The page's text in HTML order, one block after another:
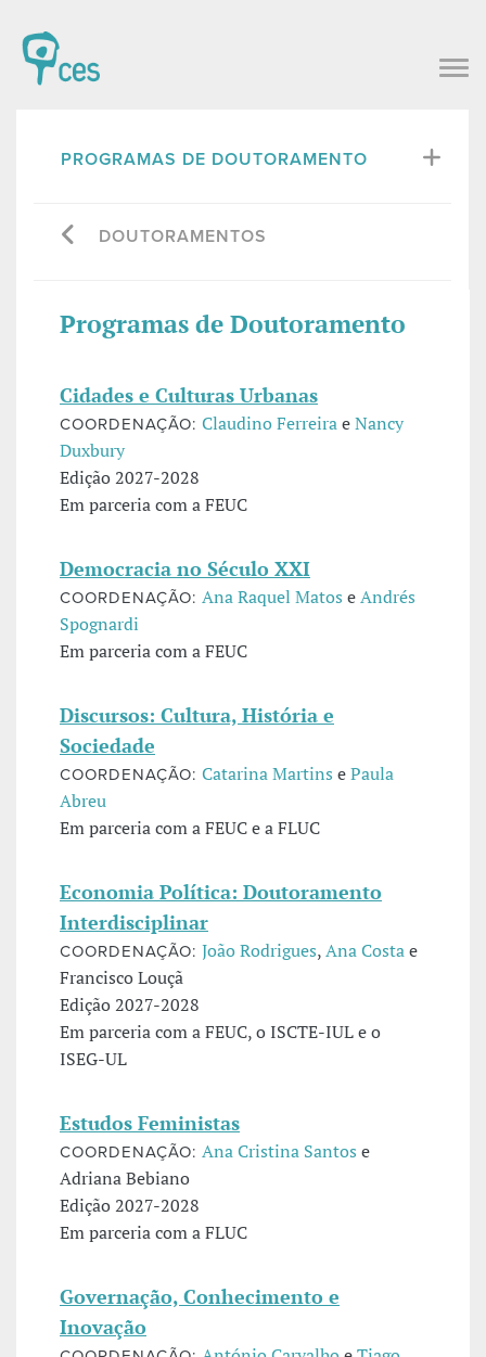
PROGRAMAS DE DOUTORAMENTO
DOUTORAMENTOS
Programas de Doutoramento
Cidades e Culturas Urbanas
COORDENAÇÃO: Claudino FerreiraeNancy
Duxbury
Edição 2027-2028
Em parceria com a FEUC
Democracia no Século XXI
COORDENAÇÃO: Ana Raquel Matos eAndrés
Spognardi
Em parceria com a FEUC
Discursos: Cultura, História e
Sociedade
COORDENAÇÃO: Catarina Martins ePaula
Abreu
Em parceria com a FEUC e a FLUC
Economia Política: Doutoramento
Interdisciplinar
COORDENAÇÃO: João Rodrigues,Ana Costae
Francisco Louçã
Edição 2027-2028
Em parceria com a FEUC, o ISCTE-IUL e o
ISEG-UL
Estudos Feministas
COORDENAÇÃO: Ana Cristina Santos e
Adriana Bebiano
Edição 2027-2028
Em parceria com a FLUC
Governação, Conhecimento e
Inovação